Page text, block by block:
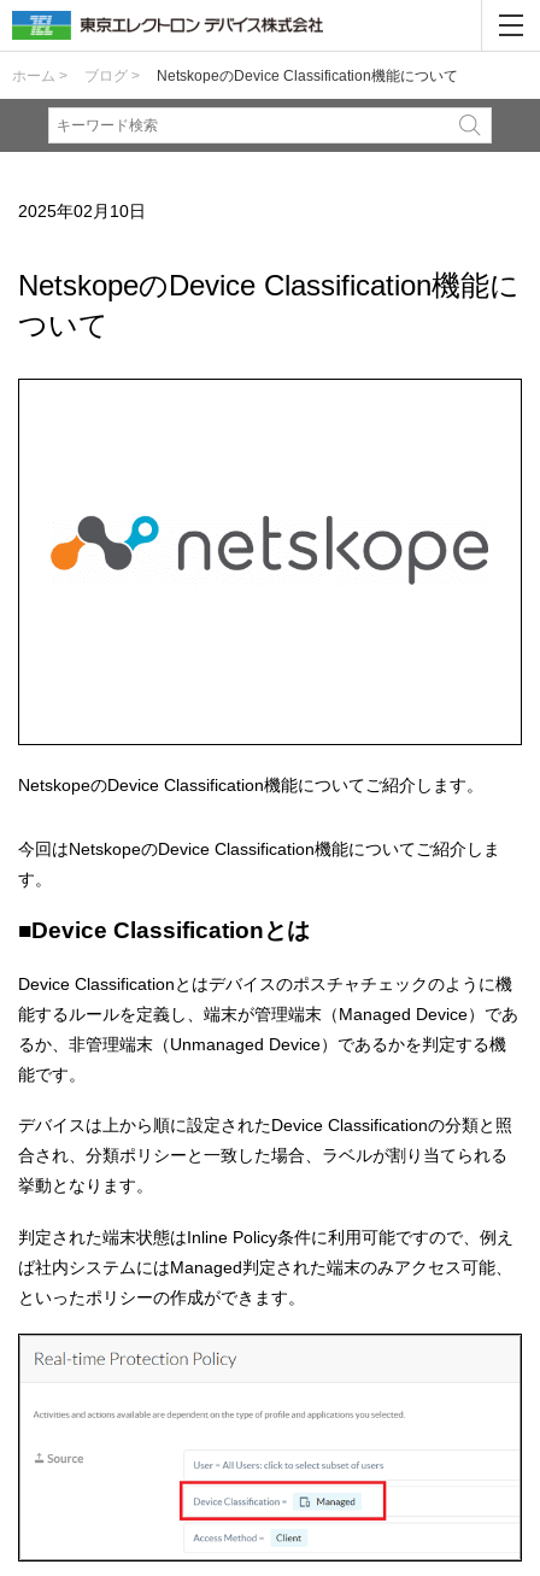
ホーム > ブログ > NetskopeのDevice Classification機能について
2025年02月10日
NetskopeのDevice Classification機能に
ついて
NetskopeのDevice Classification機能についてご紹介します。
今回はNetskopeのDevice Classification機能についてご紹介しま
す。
■Device Classificationとは
Device Classificationとはデバイスのポスチャチェックのように機
能するルールを定義し、端末が管理端末（Managed Device）であ
るか、非管理端末（Unmanaged Device）であるかを判定する機
能です。
デバイスは上から順に設定されたDevice Classificationの分類と照
合され、分類ポリシーと一致した場合、ラベルが割り当てられる
挙動となります。
判定された端末状態はInline Policy条件に利用可能ですので、例え
ば社内システムにはManaged判定された端末のみアクセス可能、
といったポリシーの作成ができます。